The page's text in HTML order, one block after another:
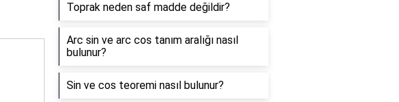
Toprak neden saf madde değildir?
Arc sin ve arc cos tanım aralığı nasıl
bulunur?
Sin ve cos teoremi nasıl bulunur?